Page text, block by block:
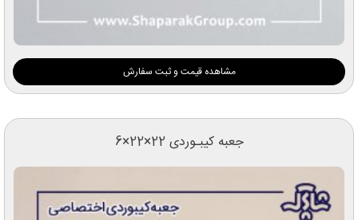
مشاهده قیمت و ثبت سفارش
جعبه کیبـوردی 22×22×6